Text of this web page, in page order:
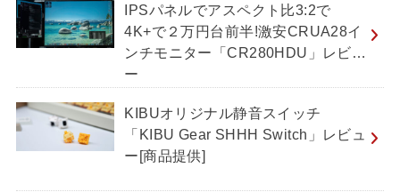
IPSパネルでアスペクト比3:2で
4K+で２万円台前半!激安CRUA28イ
ンチモニター「CR280HDU」レビュ
ー
KIBUオリジナル静音スイッチ
「KIBU Gear SHHH Switch」レビュ
ー[商品提供]